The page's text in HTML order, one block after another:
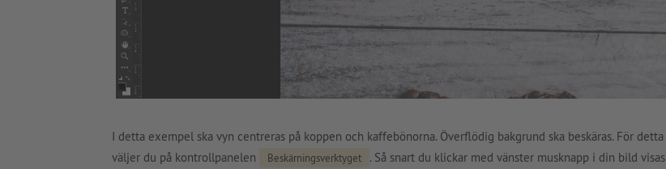
I detta exempel ska vyn centreras på koppen och kaffebönorna. Överflödig bakgrund ska beskäras. För detta
väljer du på kontrollpanelen
Beskärningsverktyget
. Så snart du klickar med vänster musknapp i din bild visas